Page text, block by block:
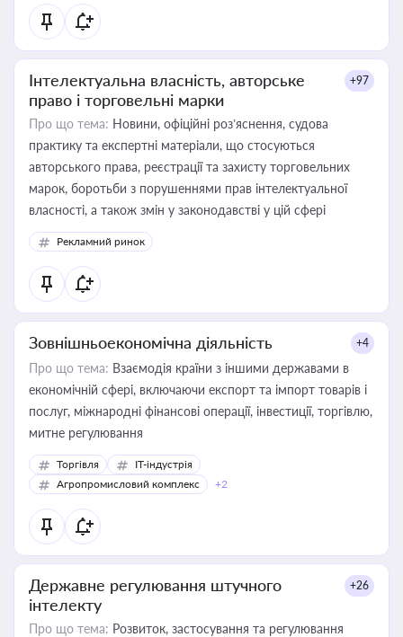
Інтелектуальна власність, авторське
право і торговельні марки
+97
Про що тема: Новини, офіційні роз’яснення, судова
практику та експертні матеріали, що стосуються
авторського права, реєстрації та захисту торговельних
марок, боротьби з порушеннями прав інтелектуальної
власності, а також змін у законодавстві у цій сфері
Рекламний ринок
Зовнішньоекономічна діяльність +4
Про що тема: Взаємодія країни з іншими державами в
економічній сфері, включаючи експорт та імпорт товарів і
послуг, міжнародні фінансові операції, інвестиції, торгівлю,
митне регулювання
Торгівля
IT-індустрія
Агропромисловий комплекс
+2
Державне регулювання штучного
інтелекту
+26
Про що тема: Розвиток, застосування та регулювання